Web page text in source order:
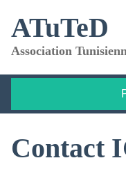
content
ATuTeD
Association
Contact